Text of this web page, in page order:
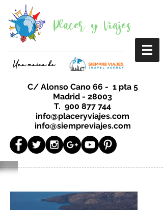
Placer y Viajes
Una marca de
C/ Alonso Cano 66 - 1 pta 5
Madrid - 28003
T. 900 877 744
info@placeryviajes.com
info@siempreviajes.com